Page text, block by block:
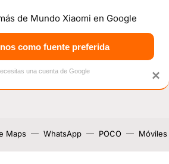
TUTORIALES OFERTAS
Maps WhatsApp POCO Móviles
×
de Mundo Xiaomi en Google
como fuente preferida
una cuenta de Google